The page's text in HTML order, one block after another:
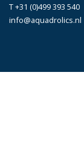
T +31 (0)499 393 540
info@aquadrolics.nl